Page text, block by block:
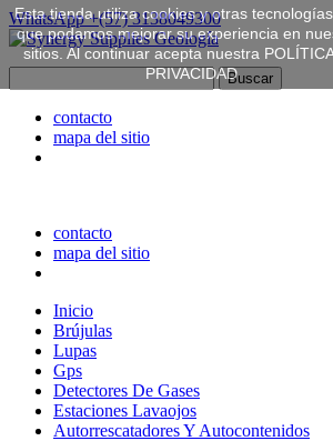
WhatsApp +(57) 3138049300
contacto
mapa del sitio
contacto
mapa del sitio
Inicio
Brújulas
Lupas
Gps
Detectores De Gases
Estaciones Lavaojos
Autorrescatadores Y Autocontenidos
Esta tienda utiliza cookies y otras
que podamos mejorar su experiencia en
sitios. Al continuar acepta nuestra
PRIVACIDAD